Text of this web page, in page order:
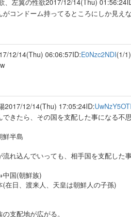
、左翼の性欲2017/12/14(Thu) 01:56:24
がコンドーム持ってるところにしか見え
12/14(Thu) 06:06:57ID:E0Nzc2NDI(1/1)
2017/12/14(Thu) 17:05:24ID:
できたら、その国を支配した事になる不
半島
流れ込んでいっても、相手国を支配した
国(朝鮮族)
在日、渡来人、天皇は朝鮮人の子孫)
支配地が広がる。